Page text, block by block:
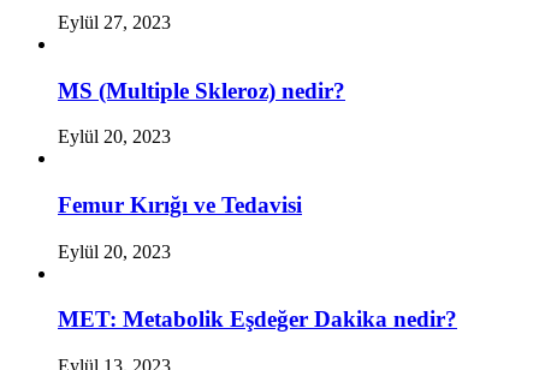
Eylül 27, 2023
MS (Multiple Skleroz) nedir?
Eylül 20, 2023
Femur Kırığı ve Tedavisi
Eylül 20, 2023
MET: Metabolik Eşdeğer Dakika nedir?